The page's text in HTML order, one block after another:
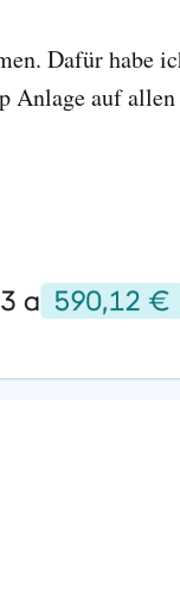
Dafür habe
Anlage auf